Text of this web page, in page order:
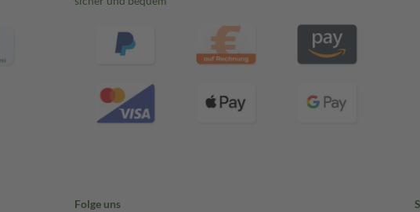
Folge uns